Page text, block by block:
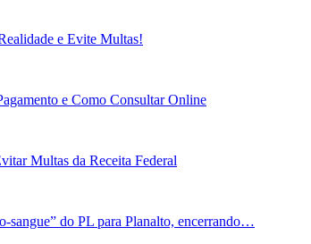
e Evite Multas!
e Como Consultar Online
Multas da Receita Federal
sangue” do PL para Planalto, encerrando…